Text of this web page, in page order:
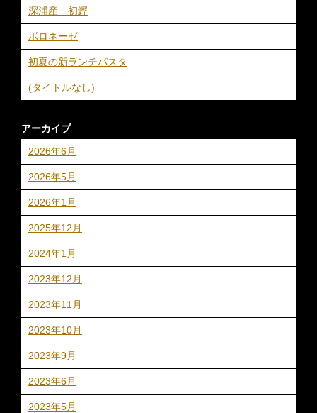
深浦産 初鰹
ボロネーゼ
初夏の新ランチパスタ
(タイトルなし)
アーカイブ
2026年6月
2026年5月
2026年1月
2025年12月
2024年1月
2023年12月
2023年11月
2023年10月
2023年9月
2023年6月
2023年5月